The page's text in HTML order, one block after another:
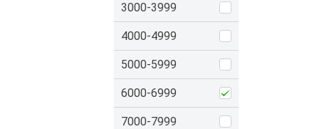
3000-3999
4000-4999
5000-5999
6000-6999
7000-7999